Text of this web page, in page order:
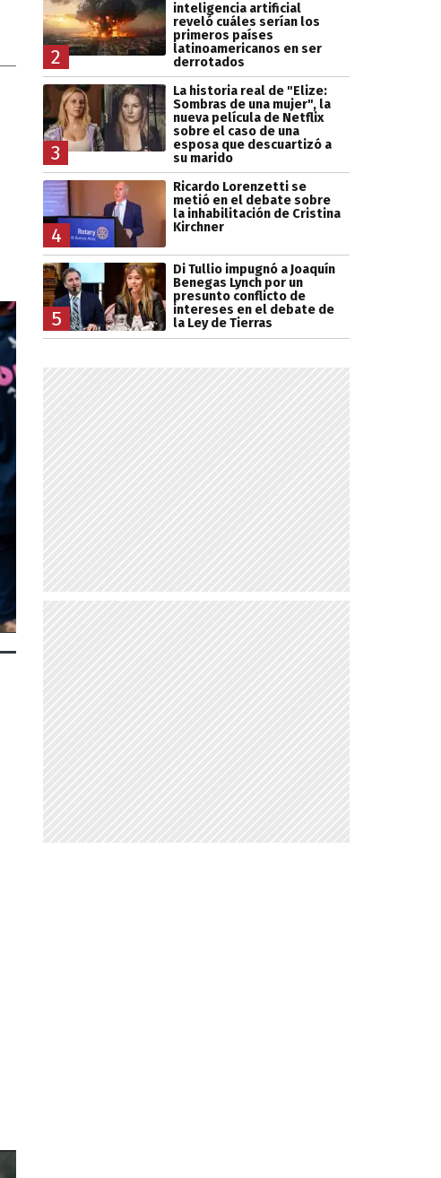
2
inteligencia artificial
reveló cuáles serían los
primeros países
latinoamericanos en ser
derrotados
3
La historia real de "Elize:
Sombras de una mujer", la
nueva película de Netflix
sobre el caso de una
esposa que descuartizó a
su marido
4
Ricardo Lorenzetti se
metió en el debate sobre
la inhabilitación de Cristina
Kirchner
5
Di Tullio impugnó a Joaquín
Benegas Lynch por un
presunto conflicto de
intereses en el debate de
la Ley de Tierras